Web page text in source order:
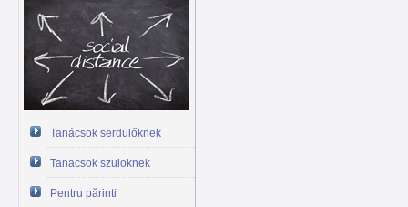
Tanácsok serdülőknek
Tanacsok szuloknek
Pentru părinti